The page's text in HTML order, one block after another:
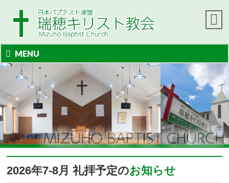
MENU
2026年7-8月 礼拝予定のお知らせ